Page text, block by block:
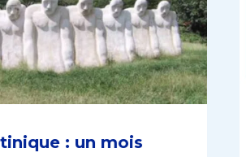
: un mois